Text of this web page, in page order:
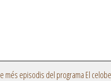
més episodis del programa El